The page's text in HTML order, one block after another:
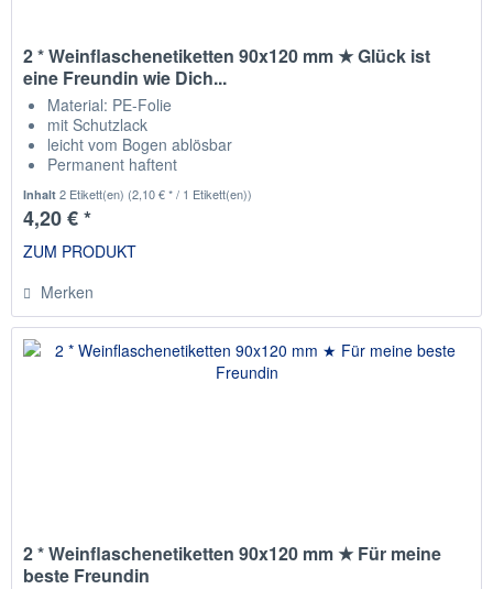
2 * Weinflaschenetiketten 90x120 mm ★ Glück ist
eine Freundin wie Dich...
Material: PE-Folie
mit Schutzlack
leicht vom Bogen ablösbar
Permanent haftent
Inhalt2 Etikett(en) (2,10 € * / 1 Etikett(en))
4,20 € *
ZUM PRODUKT
Merken
2 * Weinflaschenetiketten 90x120 mm ★ Für meine
beste Freundin